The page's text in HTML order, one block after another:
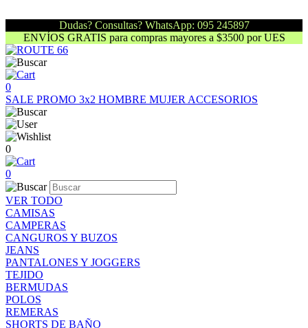
Dudas? Consultas? WhatsApp: 095 245897
ENVÍOS GRATIS para compras mayores a $3500 por UES
0
SALE PROMO 3x2 HOMBRE MUJER ACCESORIOS
0
0
VER TODO
CAMISAS
CAMPERAS
CANGUROS Y BUZOS
JEANS
PANTALONES Y JOGGERS
TEJIDO
BERMUDAS
POLOS
REMERAS
SHORTS DE BAÑO